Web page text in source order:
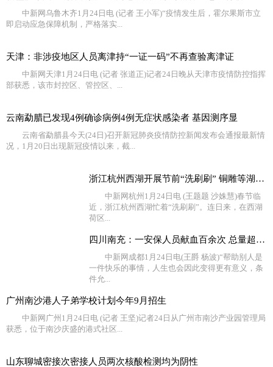
中新网乌鲁木齐1月24日电 (记者 王小军)“疫情发生后，霍尔果斯市立
即启动应急保障机制，严格落实...
天津：非涉疫地区人员离津持“一证一码”不再查验离津证
中新网天津1月24日电 (记者 张道正)记者24日晚从天津市疫情防控指挥
部获悉，该市封控区、管控区、...
云南勐腊已发现4例确诊病例4例无症状感染者 基因测序显
云南省勐腊县今天(24日)召开新冠肺炎疫情防控新闻发布会通报最新情
况，1月20日出现新冠疫情以来，截...
浙江杭州西湖开展节前“洗刷刷” 铜雕等湖面设施换新颜
中新网杭州1月24日电 (王题题 沙姝慧)春节临
近，浙江杭州西湖忙着“洗刷刷”。连日来，在西湖
荷区...
四川南充：一安保人员献血百余次 总量超过40000毫升
中新网成都1月24日电(王爵 杨波)“帮助别人是
一件快乐的事情，人生也会因此变得更有意义，条
件允...
广州南沙港人子弟学校计划今年9月招生
中新网广州1月24日电 (记者 王坚)记者24日从广州市南沙产业园管理局
获悉，位于南沙庆盛的港式社区...
山东聊城密接次密接人员两次核酸检测均为阴性